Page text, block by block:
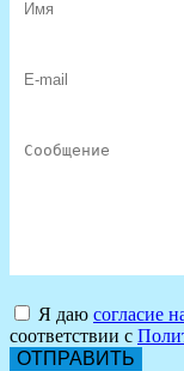
Я даю согласие
соответствии с
ОТПРАВИТЬ